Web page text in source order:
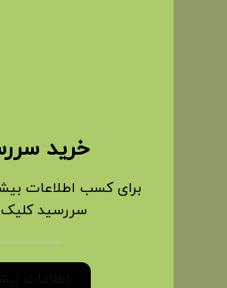
خرید
برای کسب اطلاعات
سررسید کلیک